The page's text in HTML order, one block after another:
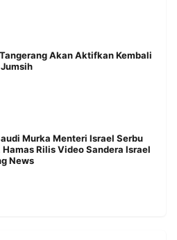
Akan Aktifkan Kembali
Murka Menteri Israel Serbu
Rilis Video Sandera Israel
News